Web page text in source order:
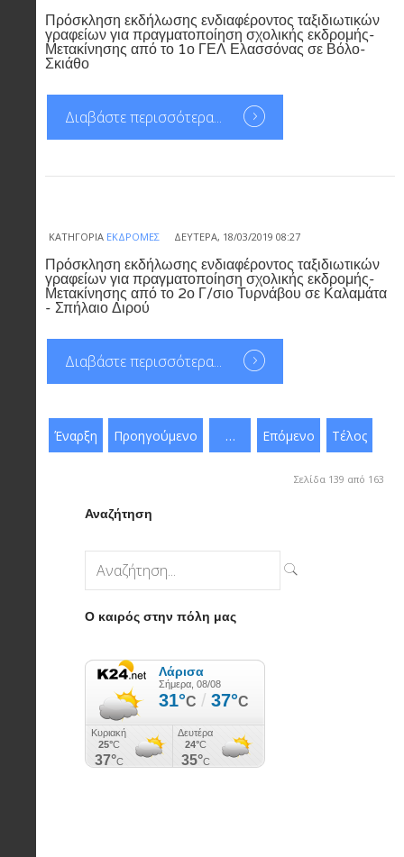
Πρόσκληση εκδήλωσης ενδιαφέροντος ταξιδιωτικών
γραφείων για πραγματοποίηση σχολικής εκδρομής-
Μετακίνησης από το 1ο ΓΕΛ Ελασσόνας σε Βόλο-
Σκιάθο
Διαβάστε περισσότερα...
ΚΑΤΗΓΟΡΊΑ ΕΚΔΡΟΜΈΣ ΔΕΥΤΈΡΑ, 18/03/2019 08:27
Πρόσκληση εκδήλωσης ενδιαφέροντος ταξιδιωτικών
γραφείων για πραγματοποίηση σχολικής εκδρομής-
Μετακίνησης από το 2ο Γ/σιο Τυρνάβου σε Καλαμάτα
- Σπήλαιο Διρού
Διαβάστε περισσότερα...
Έναρξη Προηγούμενο … Επόμενο Τέλος
Σελίδα 139 από 163
Αναζήτηση
Ο καιρός στην πόλη μας